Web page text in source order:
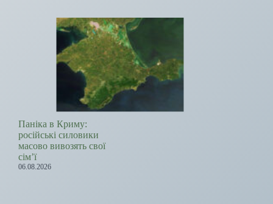
Паніка в Криму:
російські силовики
масово вивозять свої
сім’ї
06.08.2026